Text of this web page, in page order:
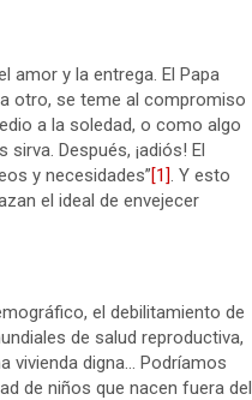
amor y la entrega. El Papa
otro, se teme al compromiso
a la soledad, o como algo
Después, ¡adiós! El
y necesidades”[1] . Y esto
el ideal de envejecer
el debilitamiento de
de salud reproductiva,
vivienda digna… Podríamos
de niños que nacen fuera del